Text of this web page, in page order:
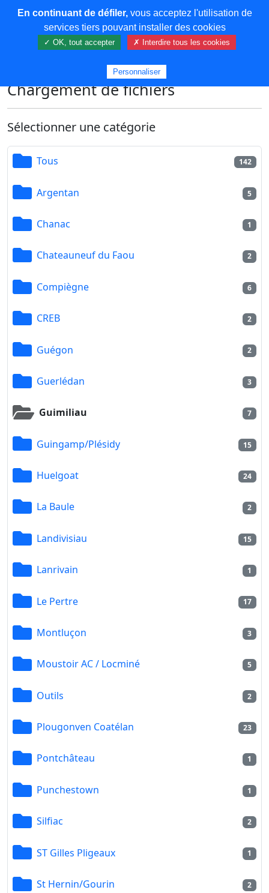
COREMA
Chargement de fichiers
Sélectionner une catégorie
Tous 142
Argentan 5
Chanac 1
Chateauneuf du Faou 2
Compiègne 6
CREB 2
Guégon 2
Guerlédan 3
Guimiliau 7
Guingamp/Plésidy 15
Huelgoat 24
La Baule 2
Landivisiau 15
Lanrivain 1
Le Pertre 17
Montluçon 3
Moustoir AC / Locminé 5
Outils 2
Plougonven Coatélan 23
Pontchâteau 1
Punchestown 1
Silfiac 2
ST Gilles Pligeaux 1
St Hernin/Gourin 2
En continuant de défiler,vous acceptez l'utilisation de
services tiers pouvant installer des cookies
✓ OK, tout accepter ✗ Interdire tous les cookies
Personnaliser